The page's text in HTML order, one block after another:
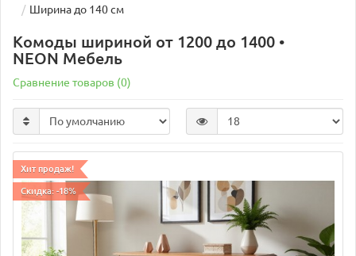
Ширина до 140 см
Комоды шириной от 1200 до 1400 •
NEON Мебель
Сравнение товаров (0)
Хит продаж!
Скидка: -18%